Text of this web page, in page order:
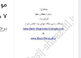
۷ صفحه